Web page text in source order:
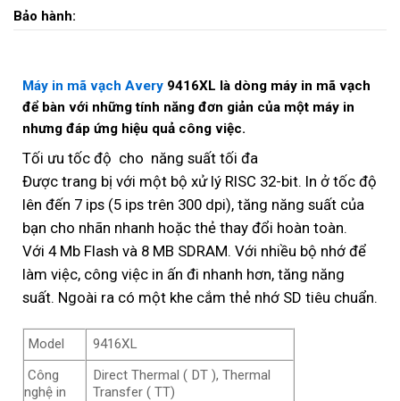
Bảo hành:
Máy in mã vạch Avery 9416XL là dòng máy in mã vạch
để bàn với những tính năng đơn giản của một máy in
nhưng đáp ứng hiệu quả công việc.
Tối ưu tốc độ cho năng suất tối đa
Được trang bị với một bộ xử lý RISC 32-bit. In ở tốc độ
lên đến 7 ips (5 ips trên 300 dpi), tăng năng suất của
bạn cho nhãn nhanh hoặc thẻ thay đổi hoàn toàn.
Với 4 Mb Flash và 8 MB SDRAM. Với nhiều bộ nhớ để
làm việc, công việc in ấn đi nhanh hơn, tăng năng
suất. Ngoài ra có một khe cắm thẻ nhớ SD tiêu chuẩn.
Model
9416XL
Công
nghệ in
Direct Thermal ( DT ), Thermal
Transfer ( TT)